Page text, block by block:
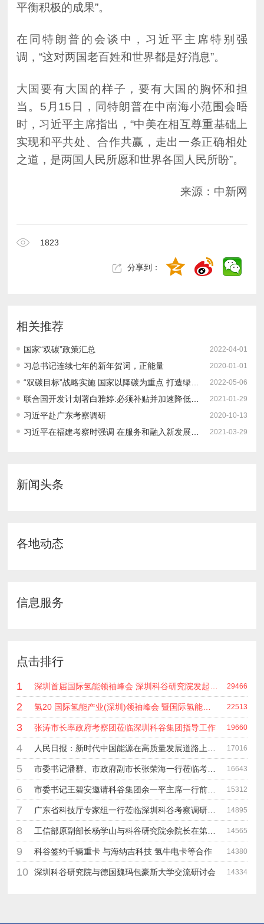
平衡积极的成果”。
调，“这对两国老百姓和世界都是好消息”。
之道，是两国人民所愿和世界各国人民所盼”。
来源：中新网
1823
分享到：
相关推荐
国家“双碳”政策汇总 2022-04-01
习总书记连续七年的新年贺词，正能量 2020-01-01
“双碳目标”战略实施 国家以降碳为重点 打造绿色低碳智慧新城 2022-05-06
联合国开发计划署白雅婷:必须补贴并加速降低可再生能源制氢的成本｜百人会2021云论坛 2021-01-29
习近平赴广东考察调研 2020-10-13
2021-03-29
新闻头条
各地动态
信息服务
点击排行
1 29466
2 氢20 国际氢能产业(深圳)领袖峰会 暨国际氢能产业链展览会 22513
3 张涛市长率政府考察团莅临深圳科谷集团指导工作 19660
4 17016
5 市委书记潘群、市政府副市长张荣海一行莅临考察指导工作 16643
6 市委书记王碧安邀请科谷集团余一平主席一行前往工业转移园考察合作 15312
7 广东省科技厅专家组一行莅临深圳科谷考察调研“未来能源中心”项目 14895
8 工信部原副部长杨学山与科谷研究院余院长在第九届中电博览会交流 14565
9 科谷签约千辆重卡 与海纳吉科技 氢牛电卡等合作 14380
10 深圳科谷研究院与德国魏玛包豪斯大学交流研讨会 14334